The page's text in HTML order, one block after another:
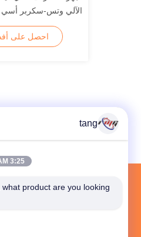
استخدام لآلة الصراف
احصل على
tang
3:25 AM
what product are you looking